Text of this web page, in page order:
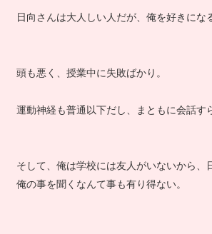
日向さんは大人しい人だが、俺を好きにな
頭も悪く、授業中に失敗ばかり。
運動神経も普通以下だし、まともに会話す
そして、俺は学校には友人がいないから、
俺の事を聞くなんて事も有り得ない。